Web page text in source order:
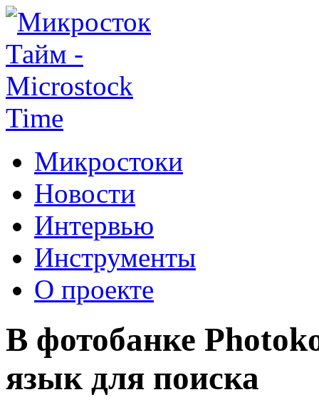
Микростоки
Новости
Интервью
Инструменты
О проекте
В фотобанке
язык для поиска